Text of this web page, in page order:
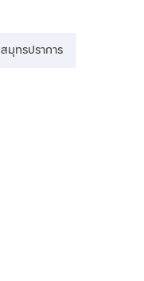
สมุทรปราการ